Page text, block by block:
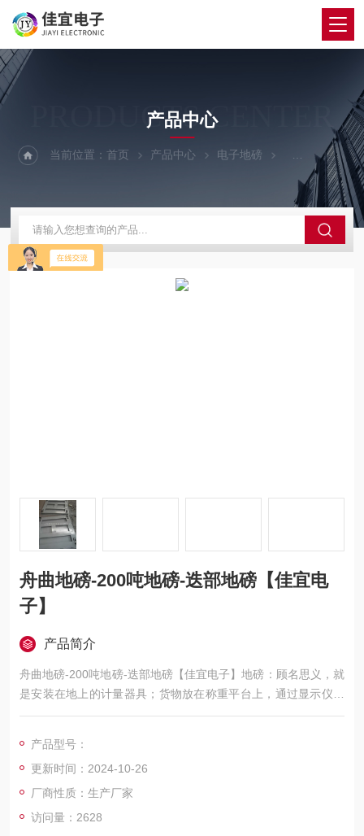
PRODUCTS CENTER
产品中心
当前位置：首页 产品中心 电子地磅 200吨地磅
舟曲地磅-200吨地磅-迭部地磅【佳宜电
子】
产品简介
舟曲地磅-200吨地磅-迭部地磅【佳宜电子】地磅：顾名思义，就
是安装在地上的计量器具；货物放在称重平台上，通过显示仪表
直接显示出货物重量的一种设备；想了解或订购120吨地磅的用
放心，热切期等与您的交流和合作！
产品型号：
更新时间：2024-10-26
厂商性质：生产厂家
访问量：2628